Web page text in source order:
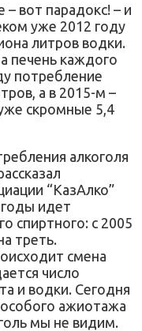
– вот парадокс! – и
уже 2012 году
литров водки.
печень каждого
потребление
а в 2015-м –
скромные 5,4
алкоголя
“КазАлко”
идет
спиртного: с 2005
треть.
смена
число
и водки. Сегодня
ажиотажа
мы не видим.